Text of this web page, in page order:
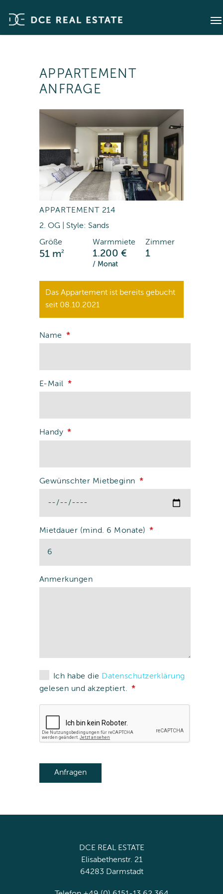
APPARTEMENT
ANFRAGE
APPARTEMENT 214
2. OG | Style: Sands
Größe
51 m2
Warmmiete
1.200 €
/ Monat
Zimmer
1
Das Appartement ist bereits gebucht
seit 08.10.2021
Name
E-Mail
Handy
Gewünschter Mietbeginn
Mietdauer (mind. 6 Monate)
Anmerkungen
Ich habe die Datenschutzerklärung
gelesen und akzeptiert.
DCE REAL ESTATE
Elisabethenstr. 21
64283 Darmstadt